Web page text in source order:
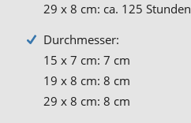
29 x 8 cm: ca. 125 Stunden
Durchmesser:
15 x 7 cm: 7 cm
19 x 8 cm: 8 cm
29 x 8 cm: 8 cm